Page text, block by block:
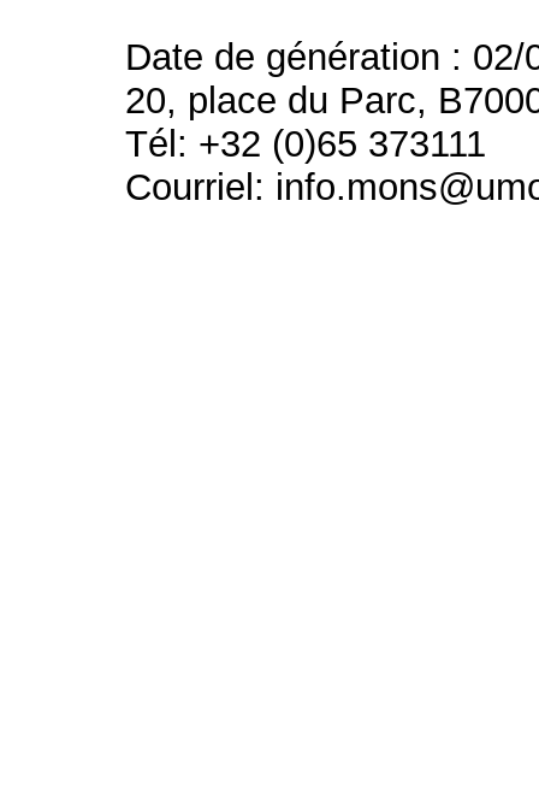
Date de génération : 02/
20, place du Parc,
Tél: +32 (0)65 373111
Courriel: